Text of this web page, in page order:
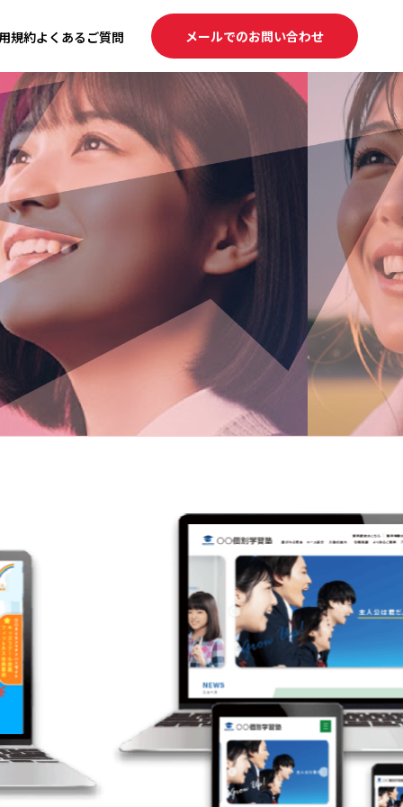
規約よくあるご質問 メールでのお問い合わせ